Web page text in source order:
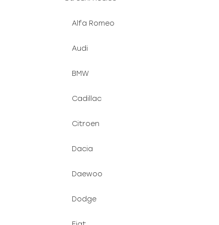
Alfa Romeo
Audi
BMW
Cadillac
Citroen
Dacia
Daewoo
Dodge